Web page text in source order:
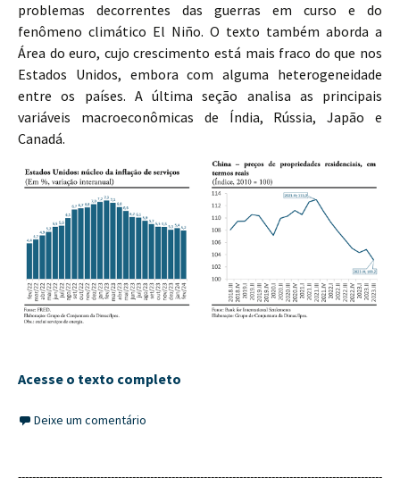
problemas decorrentes das guerras em curso e do
fenômeno climático El Niño. O texto também aborda a
Área do euro, cujo crescimento está mais fraco do que nos
Estados Unidos, embora com alguma heterogeneidade
entre os países. A última seção analisa as principais
variáveis macroeconômicas de Índia, Rússia, Japão e
Canadá.
Acesse o texto completo
Deixe um comentário
------------------------------------------------------------------------------------------------------